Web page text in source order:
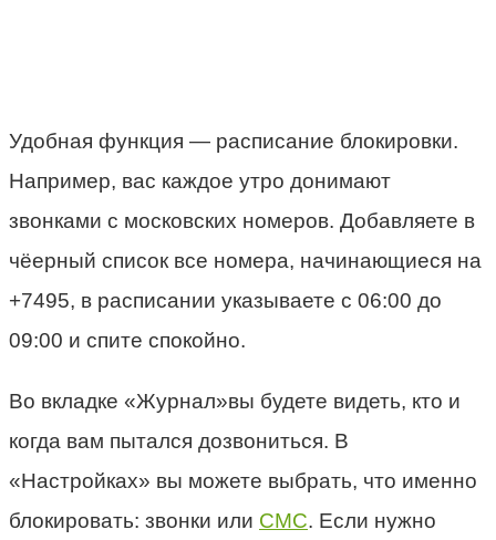
Удобная функция — расписание блокировки.
Например, вас каждое утро донимают
звонками с московских номеров. Добавляете в
чёерный список все номера, начинающиеся на
+7495, в расписании указываете с 06:00 до
09:00 и спите спокойно.
Во вкладке «Журнал»вы будете видеть, кто и
когда вам пытался дозвониться. В
«Настройках» вы можете выбрать, что именно
блокировать: звонки или СМС. Если нужно